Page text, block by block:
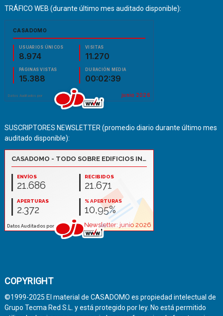
TRÁFICO WEB (durante último mes auditado disponible):
SUSCRIPTORES NEWSLETTER (promedio diario durante último mes
auditado disponible):
COPYRIGHT
©1999-2025 El material de CASADOMO es propiedad intelectual de
Grupo Tecma Red S.L. y está protegido por ley. No está permitido